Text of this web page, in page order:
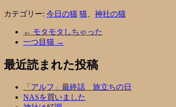
カテゴリー: 今日の猫 猫 神社の猫
← モタモタしちゃった
一つ目猫 →
最近読まれた投稿
「アルフ」最終話 旅立ちの日
NASを買いました